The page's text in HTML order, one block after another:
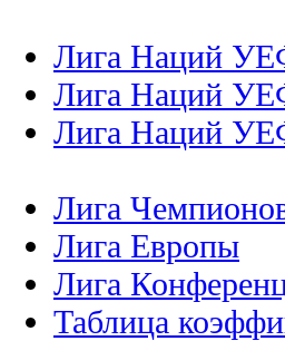
Лига Наций
Лига Наций
Лига Наций
Лига
Лига Европы
Лига
Таблица